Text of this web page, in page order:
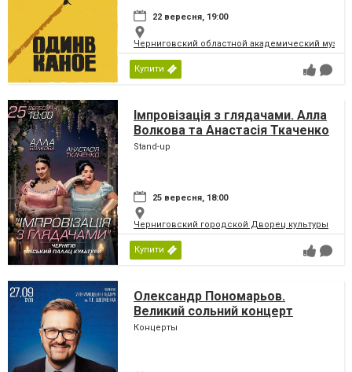
22 вересня, 19:00
Черниговский областной академический
Купити
Імпровізація з глядачами. Алла
Волкова та Анастасія Ткаченко
Stand-up
25 вересня, 18:00
Черниговский городской Дворец культуры
Купити
Олександр Пономарьов.
Великий сольний концерт
Концерты